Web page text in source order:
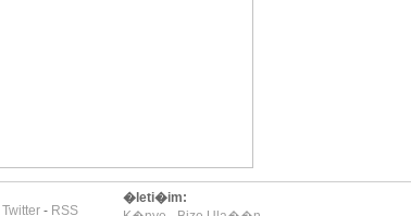
Twitter- RSS
�leti�im: